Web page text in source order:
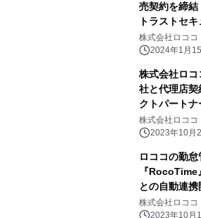
売契約を締
トラストセ
株式会社ロココ
2024年1月
株式会社ロ
社と代理店
クトパート
株式会社ロココ
2023年10月
ロココの勤
『RocoTime
との自動連携
株式会社ロココ
2023年10月